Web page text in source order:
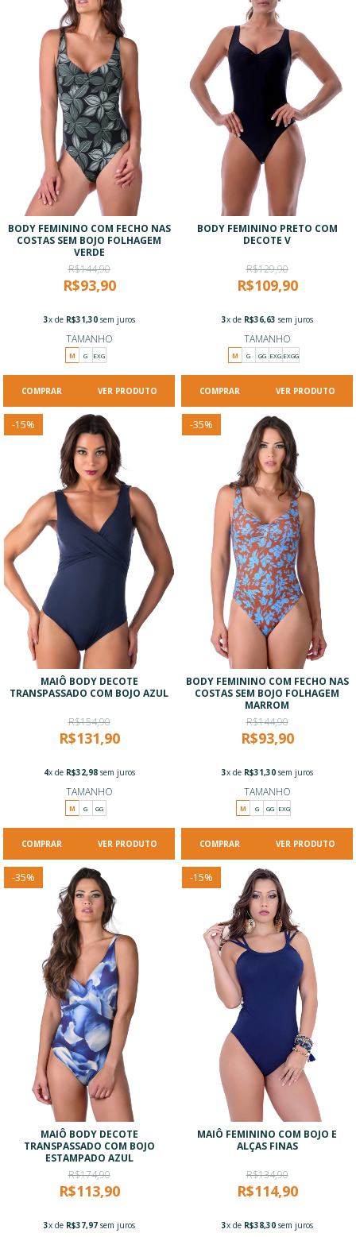
BODY FEMININO COM FECHO NAS
COSTAS SEM BOJO FOLHAGEM
VERDE
R$144,90
R$93,90
3x de R$31,30sem juros
TAMANHO
M G EXG
VER PRODUTO
BODY FEMININO PRETO COM
DECOTE V
R$129,90
R$109,90
3x de R$36,63 sem juros
TAMANHO
M G GG EXG EXGG
VER PRODUTO
-15%
MAIÔ BODY DECOTE
TRANSPASSADO COM BOJO AZUL
R$154,90
R$131,90
4x de R$32,98sem juros
TAMANHO
M G GG
VER PRODUTO
-35%
BODY FEMININO COM FECHO NAS
COSTAS SEM BOJO FOLHAGEM
MARROM
R$144,90
R$93,90
3x de R$31,30sem juros
TAMANHO
M G GG EXG
VER PRODUTO
-35%
MAIÔ BODY DECOTE
TRANSPASSADO COM BOJO
ESTAMPADO AZUL
R$174,90
R$113,90
3x de R$37,97sem juros
-15%
MAIÔ FEMININO COM BOJO E
ALÇAS FINAS
R$134,90
R$114,90
3x de R$38,30sem juros